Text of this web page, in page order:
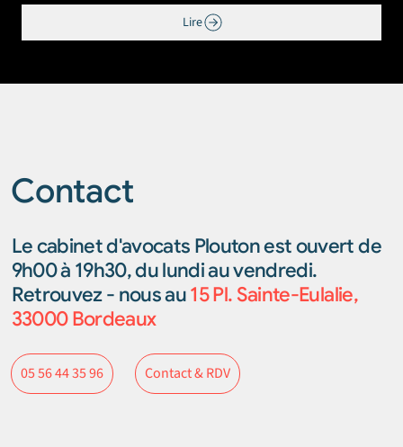
Lire
Contact & RDV
Le cabinet d'avocats Plouton est ouvert de
9h00 à 19h30, du lundi au vendredi.
Retrouvez - nous au15 Pl. Sainte-Eulalie,
33000 Bordeaux
Contact